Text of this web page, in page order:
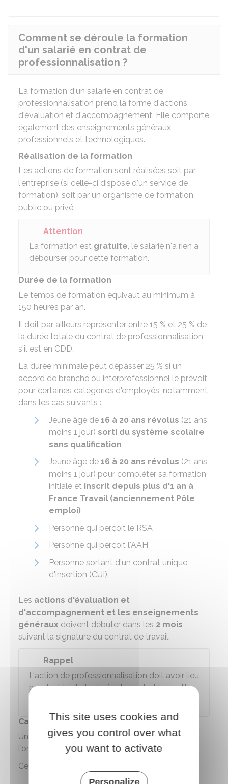
Comment se déroule la formation
d'un salarié en contrat de
professionnalisation ?
La formation d'un salarié en contrat de
professionnalisation prend la forme d'actions
d'évaluation et d'accompagnement. Elle comporte
également des enseignements généraux,
professionnels et technologiques.
Réalisation de la formation
Les actions de formation sont réalisées soit par
l'entreprise (si celle-ci dispose d'un service de
formation), soit par un organisme de formation
public ou privé.
Attention
La formation est gratuite, le salarié n'a rien à
débourser pour cette formation.
Durée de la formation
Le temps de formation équivaut au minimum à
150 heures par an.
Il doit par ailleurs représenter entre 15 % et 25 % de
la durée totale du contrat de professionnalisation
s'il est en CDD.
La durée minimale peut dépasser 25 % si un
accord de branche ou interprofessionnel le prévoit
pour certaines catégories d'employés, notamment
dans les cas suivants :
Jeune âgé de 16 à 20 ans révolus (21 ans
moins 1 jour) sorti du système scolaire
sans qualification
Jeune âgé de 16 à 20 ans révolus (21 ans
moins 1 jour) pour compléter sa formation
initiale et inscrit depuis plus d'1 an à
France Travail (anciennement Pôle
emploi)
Personne qui perçoit le RSA
Personne qui perçoit l'AAH
Personne sortant d'un contrat unique
d'insertion (CUI).
Les actions d'évaluation et
d'accompagnement et les enseignements
généraux doivent débuter dans les 2 mois
suivant la signature du contrat de travail.
Rappel
L'action de professionnalisation doit avoir lieu
pendant toute la durée du contrat lorsqu'il
Carte nationale des métiers
Une
carte nationale des métiersest délivrée par
l'organisme ou le service chargé de la formation.
Cette carte peut donner les avantages suivants :
This site uses cookies and
gives you control over what
you want to activate
Personalize